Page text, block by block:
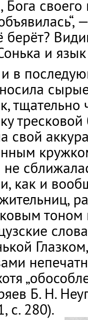
своего
берёт?
и
в
тщательно
свой
как и
тоном
Б. Н.
с. 280).